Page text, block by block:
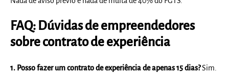
FAQ: Dúvidas de empreendedores
sobre contrato de experiência
1. Posso fazer um contrato de experiência de apenas 15 dias?Sim.